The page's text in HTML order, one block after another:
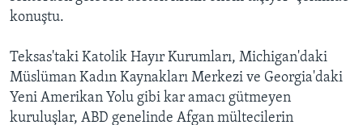
konuştu.
Teksas'taki Katolik Hayır Kurumları, Michigan'daki
Müslüman Kadın Kaynakları Merkezi ve Georgia'daki
Yeni Amerikan Yolu gibi kar amacı gütmeyen
kuruluşlar, ABD genelinde Afgan mültecilerin